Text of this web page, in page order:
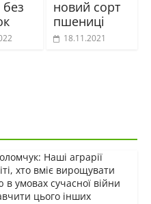
без
новий сорт
пшениці
18.11.2021
Наші аграрії
хто вміє вирощувати
в умовах сучасної війни
цього інших